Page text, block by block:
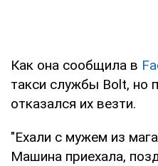
Как она сообщила в
такси службы Bolt, но
отказался их везти.
"Ехали с мужем из
Машина приехала,